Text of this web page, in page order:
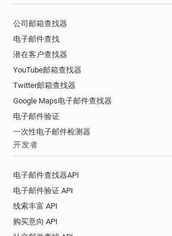
公司邮箱查找器
电子邮件查找
潜在客户查找器
YouTube邮箱查找器
Twitter邮箱查找器
Google Maps电子邮件查找器
电子邮件验证
一次性电子邮件检测器
开发者
电子邮件查找器API
电子邮件验证 API
线索丰富 API
购买意向 API